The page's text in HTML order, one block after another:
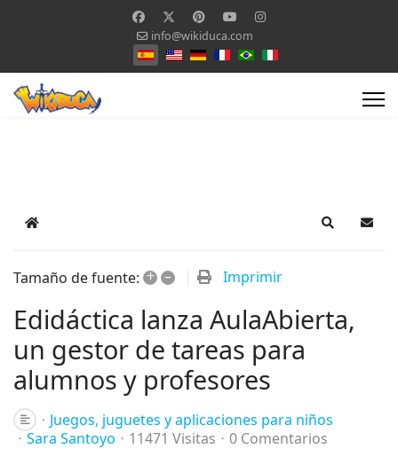
info@wikiduca.com
Seleccione su idioma
Home Search
Tamaño de fuente: + – Imprimir
Edidáctica lanza AulaAbierta,
un gestor de tareas para
alumnos y profesores
Juegos, juguetes y aplicaciones para niños
Sara Santoyo
11471 Visitas 0 Comentarios